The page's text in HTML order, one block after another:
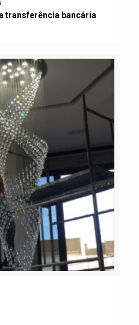
transferência bancária